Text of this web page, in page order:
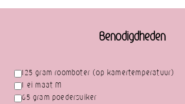
Benodigdheden
125 gram roomboter (op kamertemperatuur)
1 ei maat M
65 gram poedersuiker